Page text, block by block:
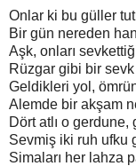
Onlar ki bu güller
Bir gün nereden
Aşk, onları
Rüzgar gibi bir sevk
Geldikleri yol,
Alemde bir akşam
Dört atlı o
Sevmiş iki ruh ufku
Simaları her lahza